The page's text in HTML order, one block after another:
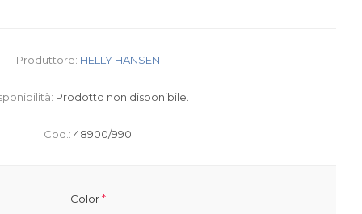
Produttore: HELLY HANSEN
Prodotto non disponibile.
Cod.: 48900/990
Color*